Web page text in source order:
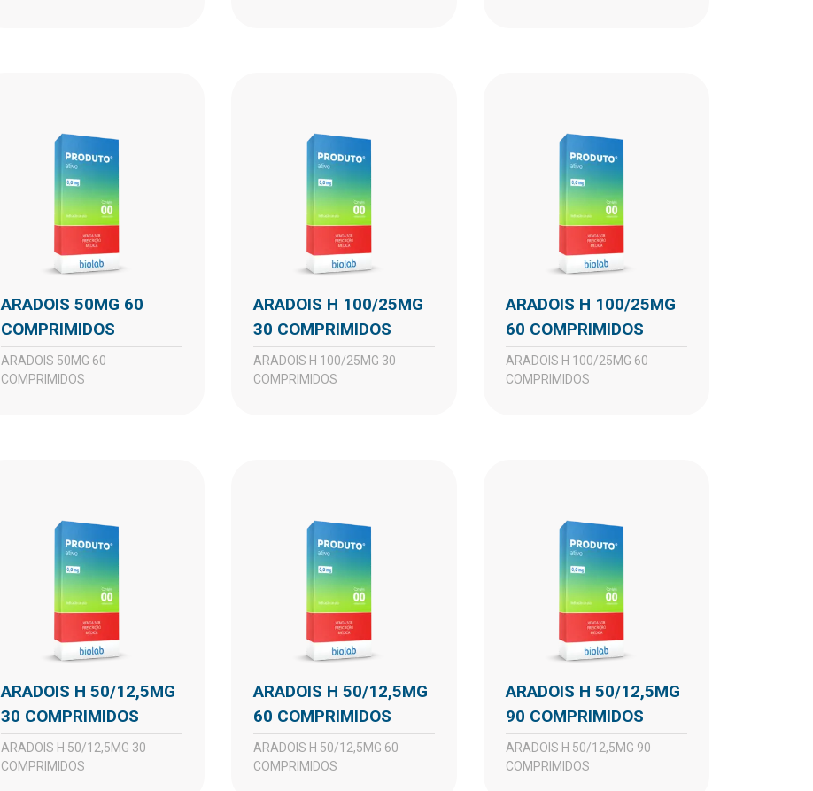
ARADOIS 50MG 60
COMPRIMIDOS
ARADOIS 50MG 60
COMPRIMIDOS
ARADOIS H 100/25MG
30 COMPRIMIDOS
ARADOIS H 100/25MG 30
COMPRIMIDOS
ARADOIS H 100/25MG
60 COMPRIMIDOS
ARADOIS H 100/25MG 60
COMPRIMIDOS
ARADOIS H 50/12,5MG
30 COMPRIMIDOS
ARADOIS H 50/12,5MG 30
COMPRIMIDOS
ARADOIS H 50/12,5MG
60 COMPRIMIDOS
ARADOIS H 50/12,5MG 60
COMPRIMIDOS
ARADOIS H 50/12,5MG
90 COMPRIMIDOS
ARADOIS H 50/12,5MG 90
COMPRIMIDOS